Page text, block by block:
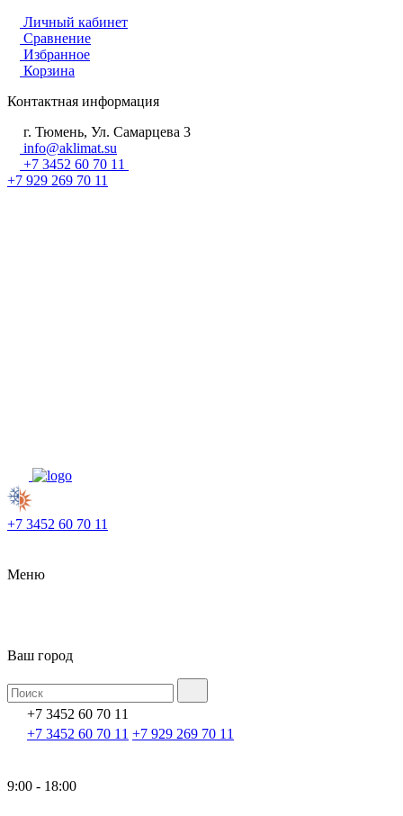
Личный кабинет
Сравнение
Избранное
Корзина
Контактная информация
г. Тюмень, Ул. Самарцева 3
info@aklimat.su
+7 3452 60 70 11
+7 929 269 70 11
+7 3452 60 70 11
Меню
Ваш город
+7 3452 60 70 11
+7 3452 60 70 11 +7 929 269 70 11
9:00 - 18:00